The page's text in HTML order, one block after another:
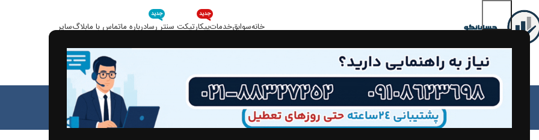
خانهسوابقخدماتپیکار
جدید
تیکت سنتر رسا
جدید
درباره ماتماس با مابلاگسایر
بلاگ
مقالات